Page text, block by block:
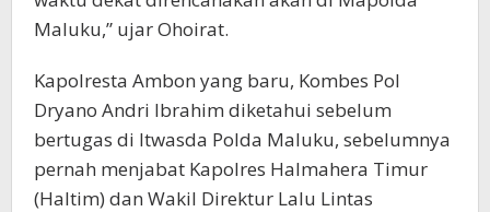
Maluku,” ujar Ohoirat.
Kapolresta Ambon yang baru, Kombes Pol
Dryano Andri Ibrahim diketahui sebelum
bertugas di Itwasda Polda Maluku, sebelumnya
pernah menjabat Kapolres Halmahera Timur
(Haltim) dan Wakil Direktur Lalu Lintas